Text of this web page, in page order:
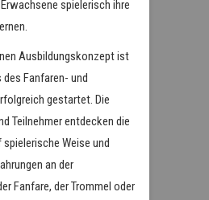
spielerisch ihre
Ausbildungskonzept ist
Fanfaren- und
gestartet. Die
Teilnehmer entdecken die
Weise und
an der
Fanfare, der Trommel oder